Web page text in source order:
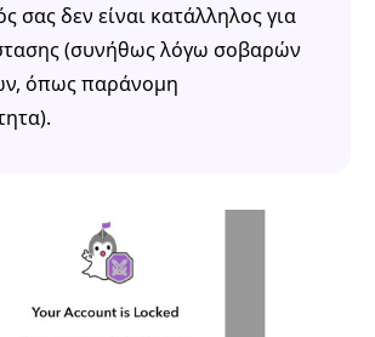
σας δεν είναι κατάλληλος για
(συνήθως λόγω σοβαρών
όπως παράνομη